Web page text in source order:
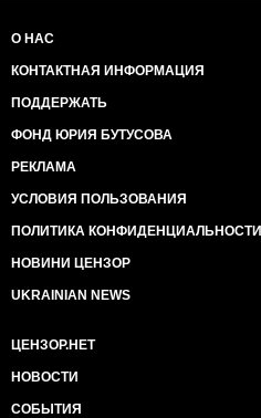
О НАС
КОНТАКТНАЯ ИНФОРМАЦИЯ
ПОДДЕРЖАТЬ
ФОНД ЮРИЯ БУТУСОВА
РЕКЛАМА
УСЛОВИЯ ПОЛЬЗОВАНИЯ
ПОЛИТИКА КОНФИДЕНЦИАЛЬНОСТИ
НОВИНИ ЦЕНЗОР
UKRAINIAN NEWS
ЦЕНЗОР.НЕТ
НОВОСТИ
СОБЫТИЯ